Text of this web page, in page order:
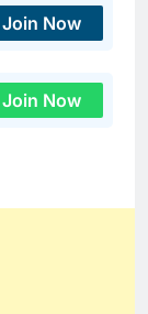
Join Now
Join Now